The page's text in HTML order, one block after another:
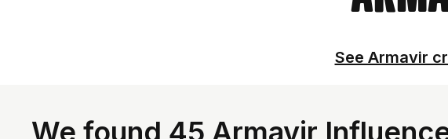
See Armavir
We found 45 Armavir